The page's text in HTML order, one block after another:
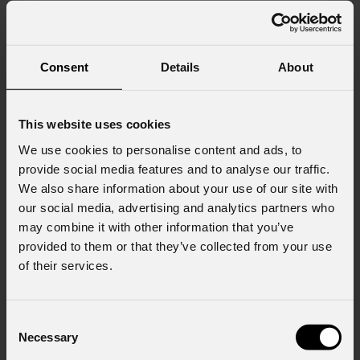
Consent Details About
This website uses cookies
We use cookies to personalise content and ads, to
provide social media features and to analyse our traffic.
We also share information about your use of our site with
our social media, advertising and analytics partners who
may combine it with other information that you’ve
provided to them or that they’ve collected from your use
of their services.
Selection
Necessary
Consenso al marketing
Acconsento al trattamento dei dati per
ricevere informazioni commerciali e iniziative di
marketing.
Consenso al trattamento dei dati
personali
Ho letto l'informativa ai sensi dell'art. 13 del
GDPR; acconsento al trattamento ai sensi
dell'art. 6 del GDPR (Privacy Policy).